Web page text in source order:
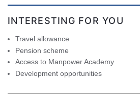
INTERESTING FOR YOU
Travel allowance
Pension scheme
Access to Manpower Academy
Development opportunities